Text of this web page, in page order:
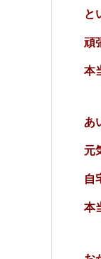
と
頑
本
あ
元
自
本